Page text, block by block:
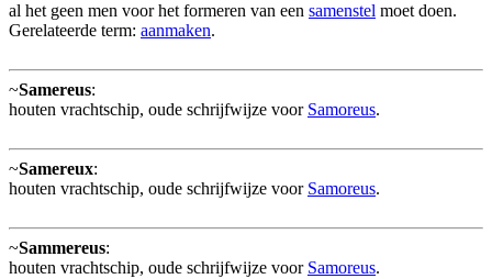
al het geen men voor het formeren van een samenstel moet doen.
Gerelateerde term: aanmaken.
~Samereus:
houten vrachtschip, oude schrijfwijze voor Samoreus.
~Samereux:
houten vrachtschip, oude schrijfwijze voor Samoreus.
~Sammereus:
houten vrachtschip, oude schrijfwijze voor Samoreus.